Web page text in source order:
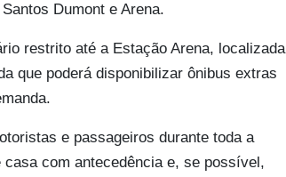
Dumont e Arena.
restrito até a Estação Arena, localizada
que poderá disponibilizar ônibus extras
e passageiros durante toda a
com antecedência e, se possível,